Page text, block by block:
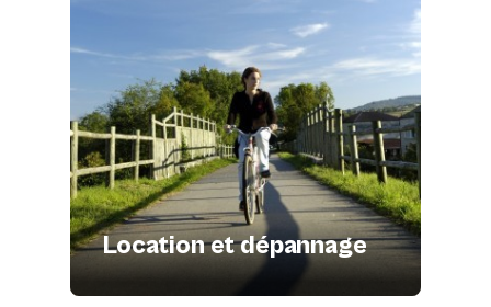
Location et dépannage